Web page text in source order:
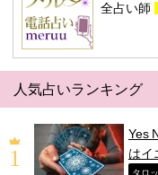
全占い師
人気占いランキング
Yes
はイ
タロ